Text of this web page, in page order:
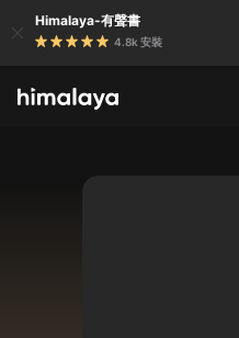
Himalaya-有聲書
4.8k 安裝